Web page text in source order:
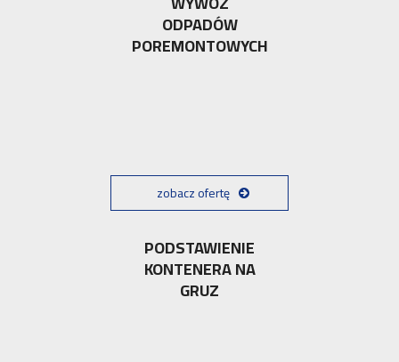
ODPADÓW
POREMONTOWYCH
zobacz ofertę
PODSTAWIENIE
KONTENERA NA
GRUZ